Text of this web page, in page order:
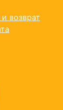
возврат